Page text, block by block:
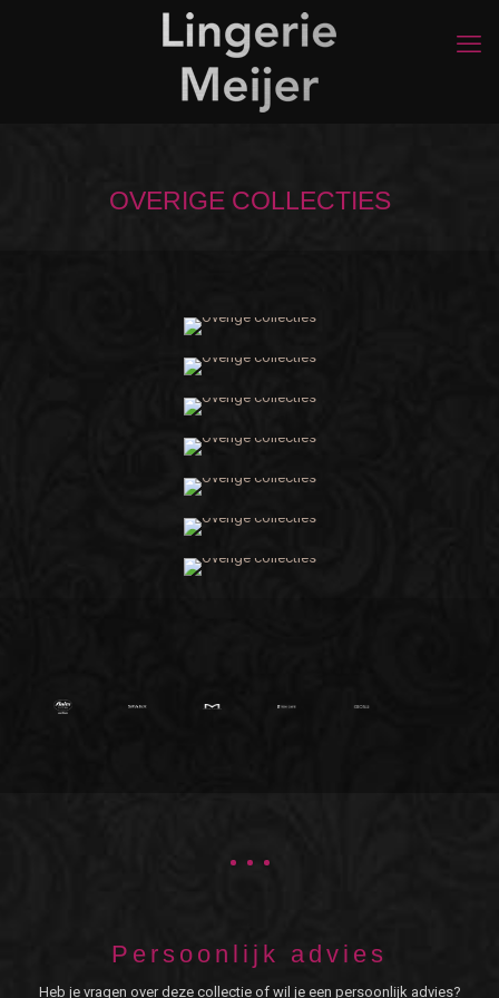
OVERIGE COLLECTIES
Persoonlijk advies
Heb je vragen over deze collectie of wil je een persoonlijk advies?